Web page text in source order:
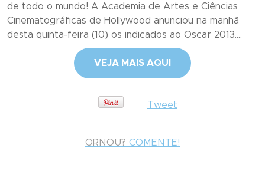
de todo o mundo! A Academia de Artes e Ciências
Cinematográficas de Hollywood anunciou na manhã
desta quinta-feira (10) os indicados ao Oscar 2013....
VEJA MAIS AQUI
Tweet
ORNOU? COMENTE!